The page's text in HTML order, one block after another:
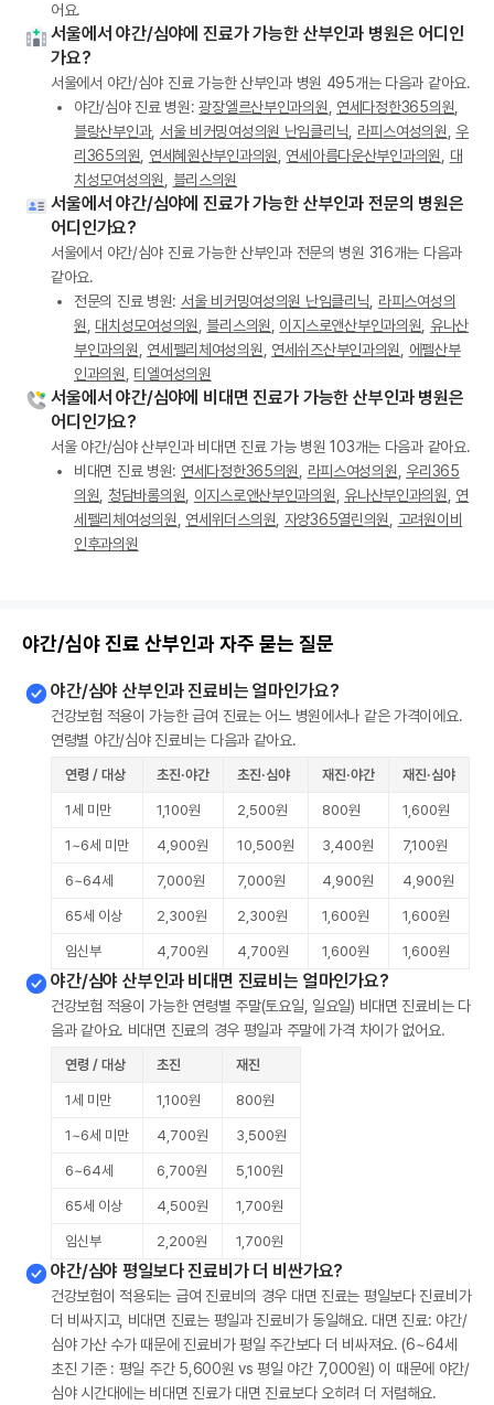
어요.
서울에서 야간/심야에 진료가 가능한 산부인과 병원은 어디인
가요?
서울에서 야간/심야 진료 가능한 산부인과 병원 495개는 다음과 같아요.
야간/심야 진료 병원:광장엘르산부인과의원 연세다정한365의원
블랑산부인과, 서울 비커밍여성의원 난임클리닉 라피스여성의원
우
리365의원
연세혜원산부인과의원 연세아름다운산부인과의원
대
치성모여성의원
블리스의원
서울에서 야간/심야에 진료가 가능한 산부인과 전문의 병원은
어디인가요?
서울에서 야간/심야 진료 가능한 산부인과 전문의 병원 316개는 다음과
같아요.
전문의 진료 병원: 서울 비커밍여성의원 난임클리닉
라피스여성의
원
대치성모여성의원 블리스의원 이지스로앤산부인과의원
유나산
부인과의원
연세펠리체여성의원 연세쉬즈산부인과의원
에펠산부
인과의원
티엘여성의원
서울에서 야간/심야에 비대면 진료가 가능한 산부인과 병원은
어디인가요?
서울 야간/심야 산부인과 비대면 진료 가능 병원 103개는 다음과 같아요.
비대면 진료 병원: 연세다정한365의원 라피스여성의원
우리365
의원
청담바롬의원 이지스로앤산부인과의원 유나산부인과의원
연
세펠리체여성의원
연세위더스의원 자양365열린의원
고려원이비
인후과의원
야간/심야 진료 산부인과 자주 묻는 질문
야간/심야 산부인과 진료비는 얼마인가요?
건강보험 적용이 가능한 급여 진료는 어느 병원에서나 같은 가격이에요.
연령별 야간/심야 진료비는 다음과 같아요.
연령 / 대상 초진·야간 초진·심야 재진·야간 재진·심야
1세 미만 1,100원 2,500원 800원 1,600원
1~6세 미만 4,900원 10,500원 3,400원 7,100원
6~64세 7,000원 7,000원 4,900원 4,900원
65세 이상 2,300원 2,300원 1,600원 1,600원
임신부 4,700원 4,700원 1,600원 1,600원
야간/심야 산부인과 비대면 진료비는 얼마인가요?
건강보험 적용이 가능한 연령별 주말(토요일, 일요일) 비대면 진료비는 다
음과 같아요. 비대면 진료의 경우 평일과 주말에 가격 차이가 없어요.
연령 / 대상 초진 재진
1세 미만 1,100원 800원
1~6세 미만 4,700원 3,500원
6~64세 6,700원 5,100원
65세 이상 4,500원 1,700원
임신부 2,200원 1,700원
야간/심야 평일보다 진료비가 더 비싼가요?
건강보험이 적용되는 급여 진료비의 경우 대면 진료는 평일보다 진료비가
더 비싸지고, 비대면 진료는 평일과 진료비가 동일해요. 대면 진료: 야간/
심야 가산 수가 때문에 진료비가 평일 주간보다 더 비싸져요. (6~64세
초진 기준 : 평일 주간 5,600원 vs 평일 야간 7,000원) 이 때문에 야간/
심야 시간대에는 비대면 진료가 대면 진료보다 오히려 더 저렴해요.